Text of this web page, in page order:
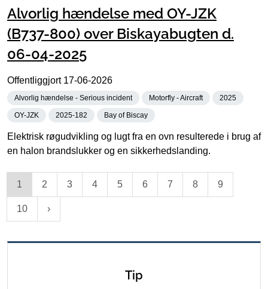
Alvorlig hændelse med OY-JZK
(B737-800) over Biskayabugten d.
06-04-2025
Offentliggjort 17-06-2026
Alvorlig hændelse - Serious incident Motorfly - Aircraft 2025
OY-JZK 2025-182 Bay of Biscay
Elektrisk røgudvikling og lugt fra en ovn resulterede i brug af
en halon brandslukker og en sikkerhedslanding.
1 2 3 4 5 6 7 8 9
10
Tip